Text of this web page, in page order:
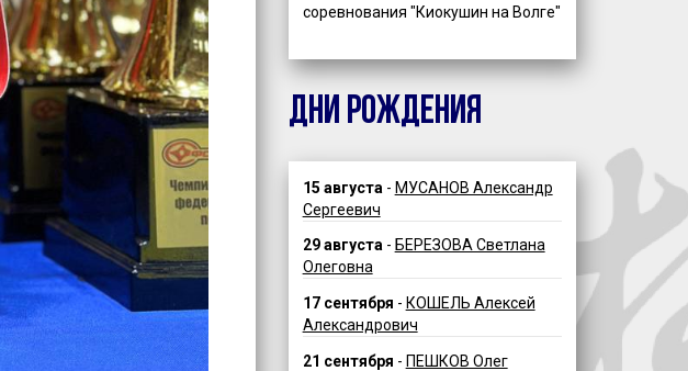
соревнования "Киокушин на Волге"
ДНИ РОЖДЕНИЯ
15 августа - МУСАНОВ Александр
Сергеевич
29 августа- БЕРЕЗОВА Светлана
Олеговна
17 сентября - КОШЕЛЬ Алексей
Александрович
21 сентября - ПЕШКОВ Олег